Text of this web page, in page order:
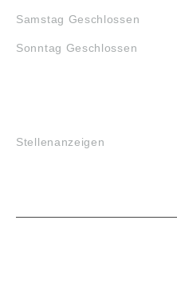
Samstag Geschlossen
Sonntag Geschlossen
Stellenanzeigen